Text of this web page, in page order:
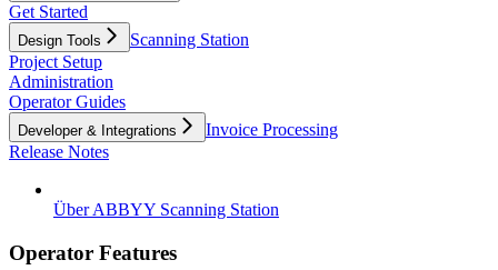
Get Started
Design Tools
Scanning Station
Project Setup
Administration
Operator Guides
Developer & Integrations
Invoice Processing
Release Notes
Über ABBYY Scanning Station
Operator Features